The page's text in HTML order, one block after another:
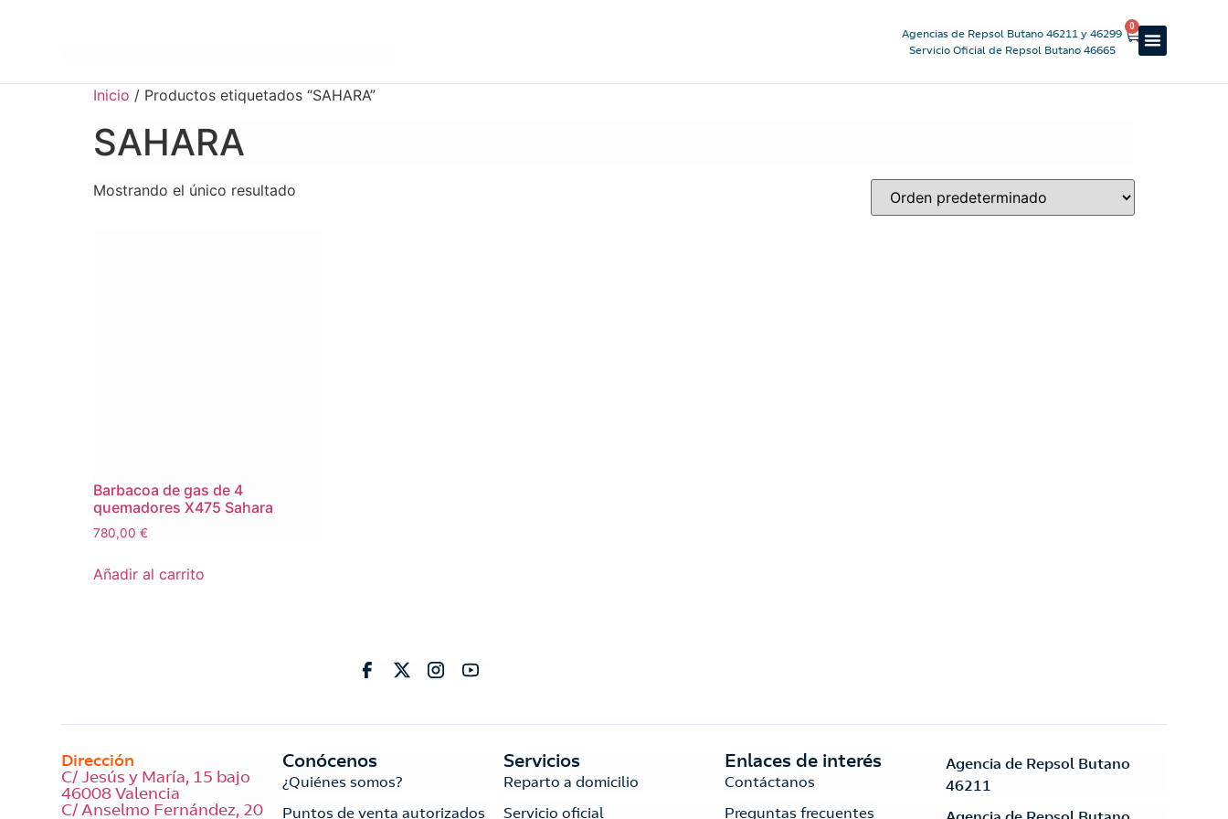
Agencias de Repsol Butano 46211 y 46299
Servicio Oficial de Repsol Butano 46665
0
Inicio / Productos etiquetados “SAHARA”
SAHARA
Mostrando el único resultado
Barbacoa de gas de 4
quemadores X475 Sahara
780,00 €
Añadir al carrito
Dirección
C/ Jesús y María, 15 bajo
46008 Valencia
C/ Anselmo Fernández, 20
Conócenos
¿Quiénes somos?
Puntos de venta autorizados
Servicios
Reparto a domicilio
Servicio oficial
Enlaces de interés
Contáctanos
Preguntas frecuentes
Agencia de Repsol Butano
46211